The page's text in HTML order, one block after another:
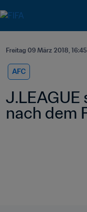
Freitag 09 März 2018, 16:45
AFC
nach dem